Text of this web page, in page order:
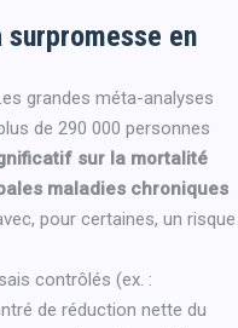
en
grandes méta-analyses
de 290 000 personnes
sur la mortalité
maladies chroniques
pour certaines, un risque
contrôlés (ex. :
de réduction nette du